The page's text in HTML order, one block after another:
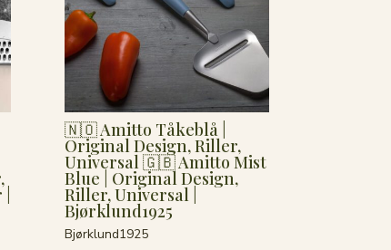
🇳🇴 Amitto Tåkeblå |
Original Design, Riller,
Universal 🇬🇧 Amitto Mist
Blue | Original Design,
Riller, Universal |
Bjørklund1925
Bjørklund1925